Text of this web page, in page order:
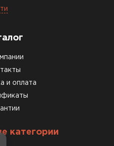
и оплата
категории